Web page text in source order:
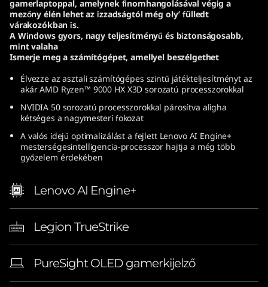
0
1
6
A
D
|
E
gamerlaptoppal, amelynek finomhangolásával végig a
mezőny élén lehet az izzadságtól még oly’ fülledt
várakozókban is.
A Windows gyors, nagy teljesítményű és biztonságosabb,
mint valaha
Ismerje meg a számítógépet, amellyel beszélgethet
Élvezze az asztali számítógépes szintű játékteljesítményt az
akár AMD Ryzen™ 9000 HX X3D sorozatú processzorokkal
NVIDIA 50 sorozatú processzorokkal párosítva aligha
kétséges a nagymesteri fokozat
A valós idejű optimalizálást a fejlett Lenovo AI Engine+
mesterségesintelligencia-processzor hajtja a még több
győzelem érdekében
Lenovo AI Engine+
Legion TrueStrike
PureSight OLED gamerkijelző